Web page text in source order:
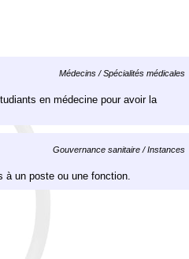
Médecins / Spécialités médicales
en médecine pour avoir la
Gouvernance sanitaire / Instances
à un poste ou une fonction.